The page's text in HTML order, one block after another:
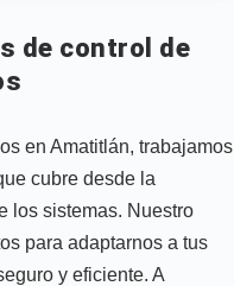
de control de
en Amatitlán, trabajamos
cubre desde la
los sistemas. Nuestro
para adaptarnos a tus
y eficiente. A